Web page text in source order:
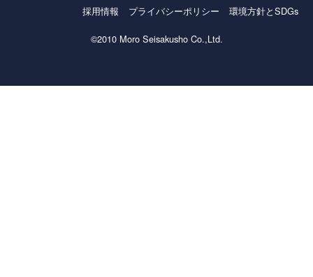
採用情報 プライバシーポリシー 環境方針とSDGs
©2010 Moro Seisakusho Co.,Ltd.